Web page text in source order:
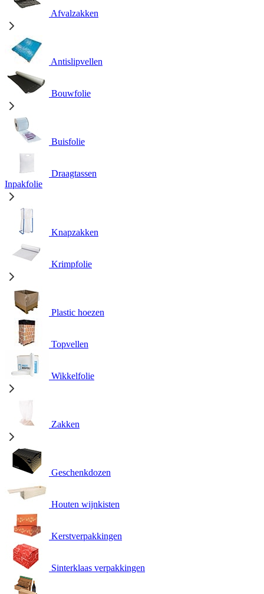
Afvalzakken
Antislipvellen
Bouwfolie
Buisfolie
Draagtassen
Inpakfolie
Knapzakken
Krimpfolie
Plastic hoezen
Topvellen
Wikkelfolie
Zakken
Geschenkdozen
Houten wijnkisten
Kerstverpakkingen
Sinterklaas verpakkingen